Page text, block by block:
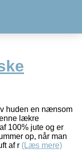
huden en nænsom
lækre
100% jute og er
op, når man
af r (Læs mere)